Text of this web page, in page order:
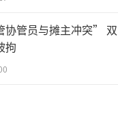
管员与摊主冲突” 双
拘